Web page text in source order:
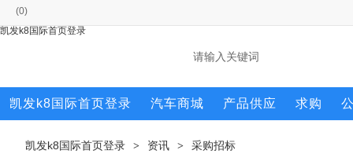
(0)
凯发k8国际首页登录
凯发k8国际首页登录 汽车商城 产品供应 求购
凯发k8国际首页登录 > 资讯 > 采购招标